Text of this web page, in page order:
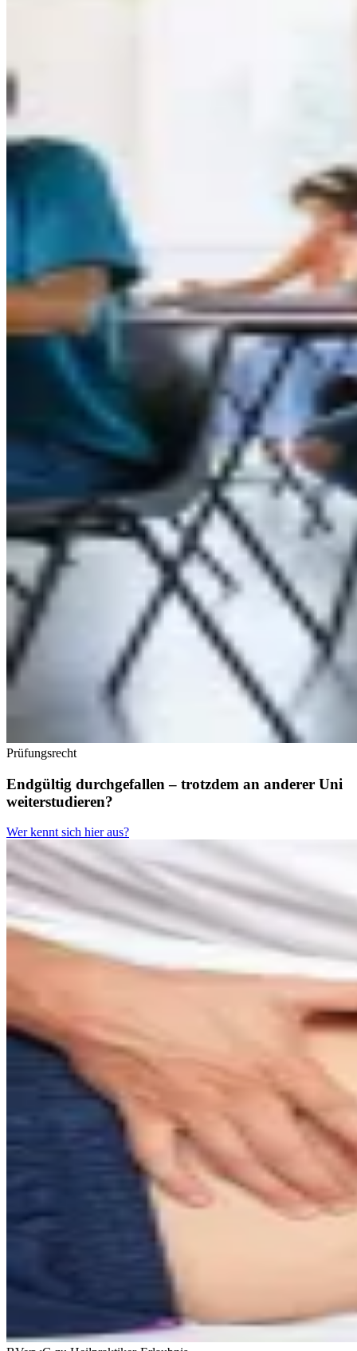
Prüfungsrecht
Endgültig durchgefallen – trotzdem an anderer Uni
weiterstudieren?
Wer kennt sich hier aus?